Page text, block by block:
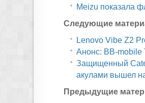
Meizu показала
Следующие
Lenovo Vibe Z2
Анонс: BB-mobile
Защищенный
акулами вышел
Предыдущие